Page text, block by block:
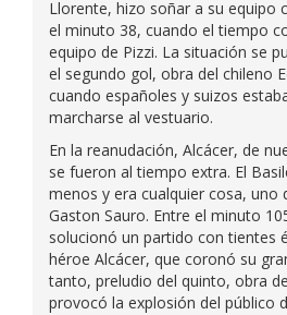
Llorente, hizo soñar a su equipo
el minuto 38, cuando el tiempo
equipo de Pizzi. La situación se
el segundo gol, obra del chileno
cuando españoles y suizos
marcharse al vestuario.
En la reanudación, Alcácer, de
se fueron al tiempo extra. El
menos y era cualquier cosa, uno
Gaston Sauro. Entre el minuto
solucionó un partido con tientes
héroe Alcácer, que coronó su
tanto, preludio del quinto, obra
provocó la explosión del público